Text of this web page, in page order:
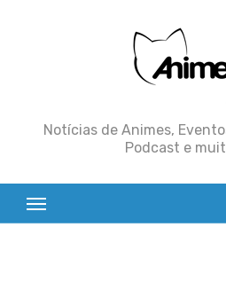
Notícias de Animes,
Podcast e